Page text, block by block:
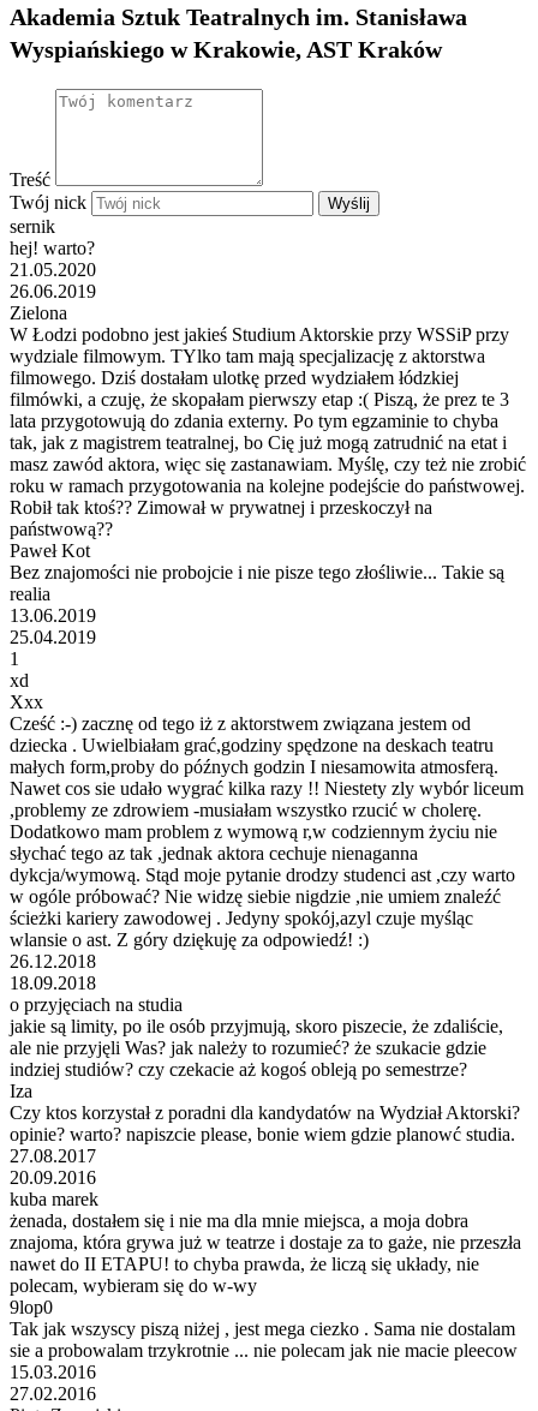
Akademia Sztuk Teatralnych im. Stanisława
Wyspiańskiego w Krakowie, AST Kraków
Treść
Twój nick
Wyślij
sernik
hej! warto?
21.05.2020
26.06.2019
Zielona
W Łodzi podobno jest jakieś Studium Aktorskie przy WSSiP przy
wydziale filmowym. TYlko tam mają specjalizację z aktorstwa
filmowego. Dziś dostałam ulotkę przed wydziałem łódzkiej
filmówki, a czuję, że skopałam pierwszy etap :( Piszą, że prez te 3
lata przygotowują do zdania externy. Po tym egzaminie to chyba
tak, jak z magistrem teatralnej, bo Cię już mogą zatrudnić na etat i
masz zawód aktora, więc się zastanawiam. Myślę, czy też nie zrobić
roku w ramach przygotowania na kolejne podejście do państwowej.
Robił tak ktoś?? Zimował w prywatnej i przeskoczył na
państwową??
Paweł Kot
Bez znajomości nie probojcie i nie pisze tego złośliwie... Takie są
realia
13.06.2019
25.04.2019
1
xd
Xxx
Cześć :-) zacznę od tego iż z aktorstwem związana jestem od
dziecka . Uwielbiałam grać,godziny spędzone na deskach teatru
małych form,proby do późnych godzin I niesamowita atmosferą.
Nawet cos sie udało wygrać kilka razy !! Niestety zly wybór liceum
,problemy ze zdrowiem -musiałam wszystko rzucić w cholerę.
Dodatkowo mam problem z wymową r,w codziennym życiu nie
słychać tego az tak ,jednak aktora cechuje nienaganna
dykcja/wymową. Stąd moje pytanie drodzy studenci ast ,czy warto
w ogóle próbować? Nie widzę siebie nigdzie ,nie umiem znaleźć
ścieżki kariery zawodowej . Jedyny spokój,azyl czuje myśląc
wlansie o ast. Z góry dziękuję za odpowiedź! :)
26.12.2018
18.09.2018
o przyjęciach na studia
jakie są limity, po ile osób przyjmują, skoro piszecie, że zdaliście,
ale nie przyjęli Was? jak należy to rozumieć? że szukacie gdzie
indziej studiów? czy czekacie aż kogoś obleją po semestrze?
Iza
Czy ktos korzystał z poradni dla kandydatów na Wydział Aktorski?
opinie? warto? napiszcie please, bonie wiem gdzie planowć studia.
27.08.2017
20.09.2016
kuba marek
żenada, dostałem się i nie ma dla mnie miejsca, a moja dobra
znajoma, która grywa już w teatrze i dostaje za to gaże, nie przeszła
nawet do II ETAPU! to chyba prawda, że liczą się układy, nie
polecam, wybieram się do w-wy
9lop0
Tak jak wszyscy piszą niżej , jest mega ciezko . Sama nie dostalam
sie a probowalam trzykrotnie ... nie polecam jak nie macie pleecow
15.03.2016
27.02.2016